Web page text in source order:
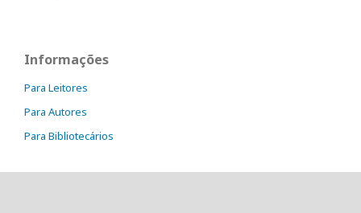
Informações
Para Leitores
Para Autores
Para Bibliotecários